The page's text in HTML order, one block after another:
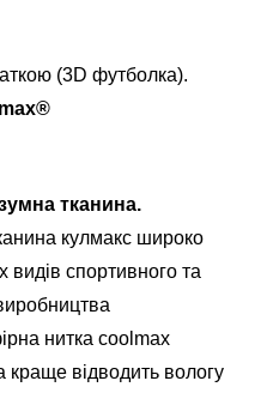
(3D футболка).
тканина.
кулмакс широко
видів спортивного та
нитка coolmax
краще відводить вологу